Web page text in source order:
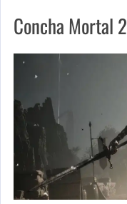
Concha Mortal 2